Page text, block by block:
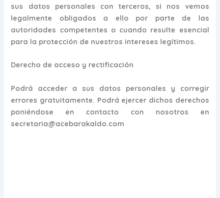
sus datos personales con terceros, si nos vemos
legalmente obligados a ello por parte de las
autoridades competentes o cuando resulte esencial
para la protección de nuestros intereses legítimos.
Derecho de acceso y rectificación
Podrá acceder a sus datos personales y corregir
errores gratuitamente. Podrá ejercer dichos derechos
poniéndose en contacto con nosotros en
secretaria@acebarakaldo.com